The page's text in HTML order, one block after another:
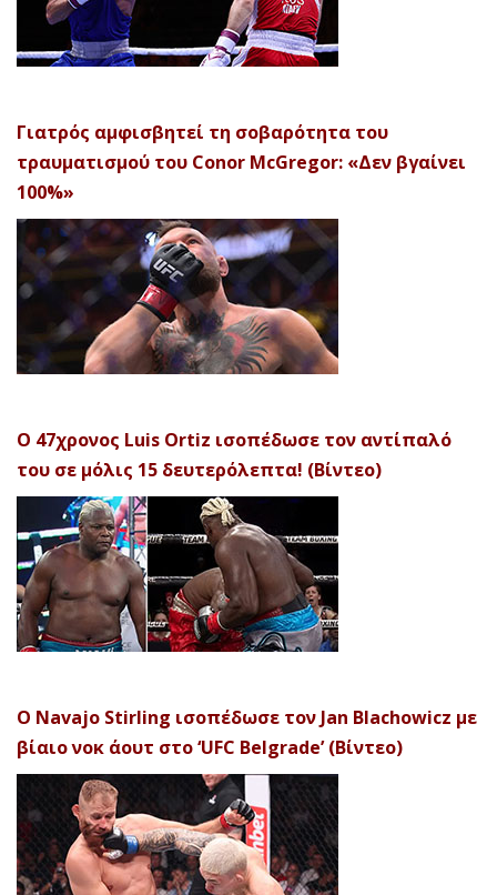
Γιατρός αμφισβητεί τη σοβαρότητα του
τραυματισμού του Conor McGregor: «Δεν βγαίνει
100%»
Ο 47χρονος Luis Ortiz ισοπέδωσε τον αντίπαλό
του σε μόλις 15 δευτερόλεπτα! (Βίντεο)
Ο Navajo Stirling ισοπέδωσε τον Jan Blachowicz με
βίαιο νοκ άουτ στο ‘UFC Belgrade’ (Βίντεο)